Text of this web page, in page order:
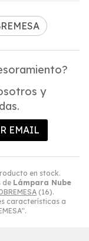
en stock.
de Lámpara Nube
(16).
características a
y
EMAIL